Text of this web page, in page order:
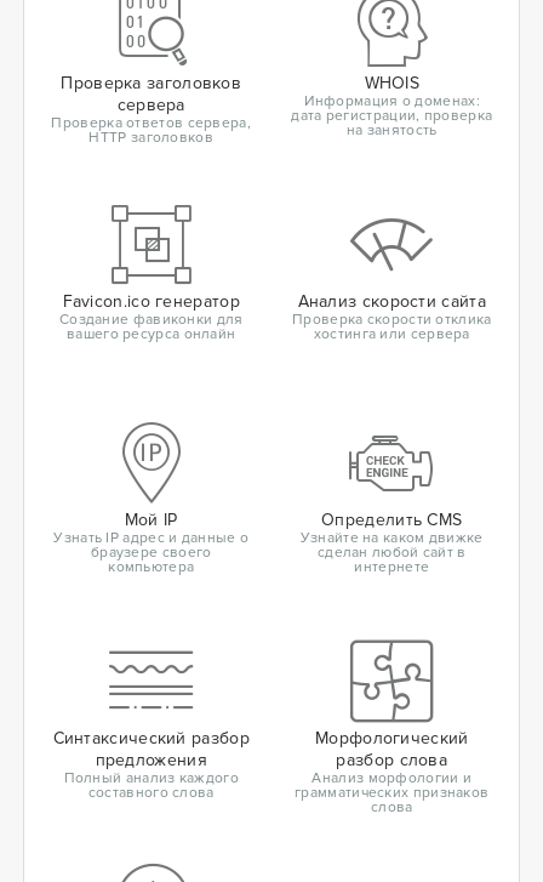
Проверка заголовков
сервера
Проверка ответов сервера,
HTTP заголовков
WHOIS
Информация о доменах:
дата регистрации, проверка
на занятость
Favicon.ico генератор
Создание фавиконки для
вашего ресурса онлайн
Анализ скорости сайта
Проверка скорости отклика
хостинга или сервера
Мой IP
Узнать IP адрес и данные о
браузере своего
компьютера
Определить CMS
Узнайте на каком движке
сделан любой сайт в
интернете
Синтаксический разбор
предложения
Полный анализ каждого
составного слова
Морфологический
разбор слова
Анализ морфологии и
грамматических признаков
слова